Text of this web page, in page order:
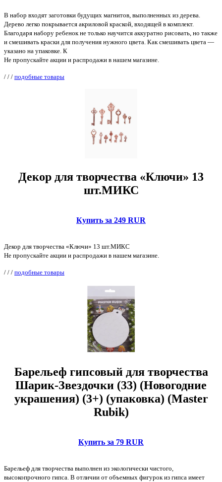
В набор входят заготовки будущих магнитов, выполненных из дерева.
Дерево легко покрывается акриловой краской, входящей в комплект.
Благодаря набору ребенок не только научится аккуратно рисовать, но также
и смешивать краски для получения нужного цвета. Как смешивать цвета —
указано на упаковке. К
Не пропускайте акции и распродажи в нашем магазине.
/ / / подобные товары
Декор для творчества «Ключи» 13
шт.МИКС
Купить за 249 RUR
Декор для творчества «Ключи» 13 шт.МИКС
Не пропускайте акции и распродажи в нашем магазине.
/ / / подобные товары
Барельеф гипсовый для творчества
Шарик-Звездочки (33) (Новогодние
украшения) (3+) (упаковка) (Master
Rubik)
Купить за 79 RUR
Барельеф для творчества выполнен из экологически чистого,
высокопрочного гипса. В отличии от объемных фигурок из гипса имеет